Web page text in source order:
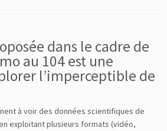
dans le cadre de
au 104 est une
l’imperceptible de
à voir des données scientifiques de
exploitant plusieurs formats (vidéo,